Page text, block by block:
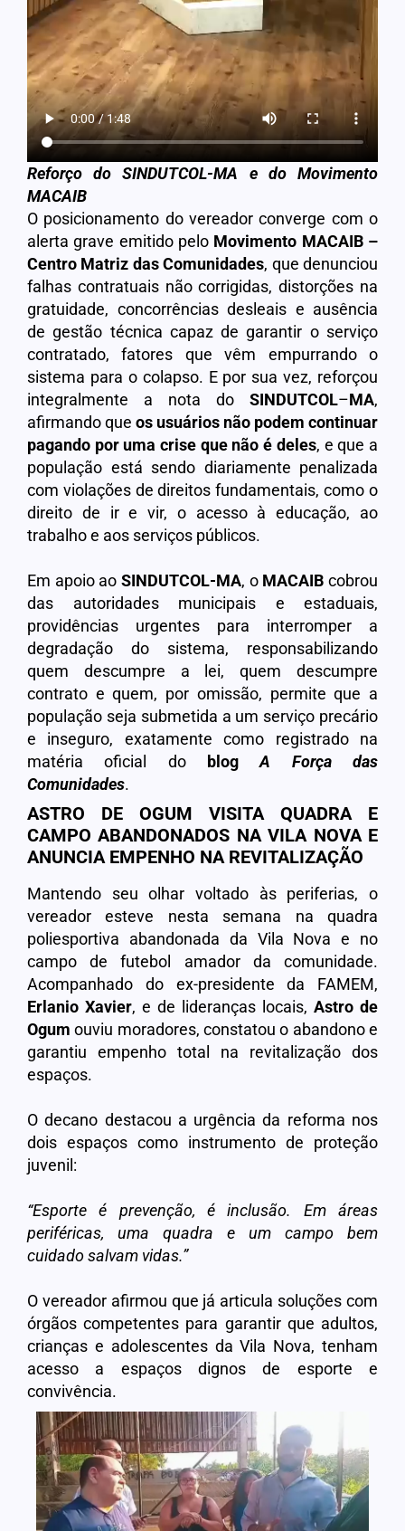
Reforço do SINDUTCOL-MA e do Movimento
MACAIB
O posicionamento do vereador converge com o
alerta grave emitido pelo Movimento MACAIB –
Centro Matriz das Comunidades, que denunciou
falhas contratuais não corrigidas, distorções na
gratuidade, concorrências desleais e ausência
de gestão técnica capaz de garantir o serviço
contratado, fatores que vêm empurrando o
sistema para o colapso. E por sua vez, reforçou
integralmente a nota do SINDUTCOL–MA,
afirmando que os usuários não podem continuar
pagando por uma crise que não é deles, e que a
população está sendo diariamente penalizada
com violações de direitos fundamentais, como o
direito de ir e vir, o acesso à educação, ao
trabalho e aos serviços públicos.
Em apoio ao SINDUTCOL-MA, o MACAIB cobrou
das autoridades municipais e estaduais,
providências urgentes para interromper a
degradação do sistema, responsabilizando
quem descumpre a lei, quem descumpre
contrato e quem, por omissão, permite que a
população seja submetida a um serviço precário
e inseguro, exatamente como registrado na
matéria oficial do blogA Força das
Comunidades.
ASTRO DE OGUM VISITA QUADRA E
CAMPO ABANDONADOS NA VILA NOVA E
ANUNCIA EMPENHO NA REVITALIZAÇÃO
Mantendo seu olhar voltado às periferias, o
vereador esteve nesta semana na quadra
poliesportiva abandonada da Vila Nova e no
campo de futebol amador da comunidade.
Acompanhado do ex-presidente da FAMEM,
Erlanio Xavier, e de lideranças locais, Astro de
Ogum ouviu moradores, constatou o abandono e
garantiu empenho total na revitalização dos
espaços.
O decano destacou a urgência da reforma nos
dois espaços como instrumento de proteção
juvenil:
“Esporte é prevenção, é inclusão. Em áreas
periféricas, uma quadra e um campo bem
cuidado salvam vidas.”
O vereador afirmou que já articula soluções com
órgãos competentes para garantir que adultos,
crianças e adolescentes da Vila Nova, tenham
acesso a espaços dignos de esporte e
convivência.